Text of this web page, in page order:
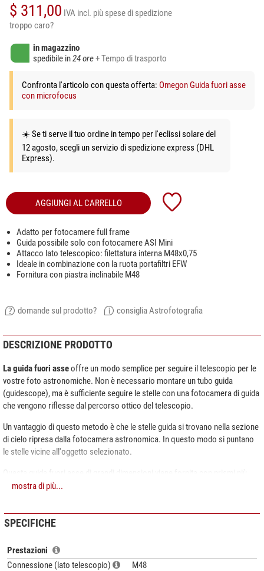
$ 311,00 IVA incl. più spese di spedizione
troppo caro?
in magazzino
spedibile in24 ore+ Tempo di trasporto
Confronta l'articolo con questa offerta: Omegon Guida fuori asse
con microfocus
☀️ Se ti serve il tuo ordine in tempo per l'eclissi solare del
12 agosto, scegli un servizio di spedizione express (DHL
Express).
AGGIUNGI AL CARRELLO
Adatto per fotocamere full frame
Guida possibile solo con fotocamere ASI Mini
Attacco lato telescopico: filettatura interna M48x0,75
Ideale in combinazione con la ruota portafiltri EFW
Fornitura con piastra inclinabile M48
domande sul prodotto? consiglia Astrofotografia
DESCRIZIONE PRODOTTO
La guida fuori asseoffre un modo semplice per seguire il telescopio per le
vostre foto astronomiche. Non è necessario montare un tubo guida
(guidescope), ma è sufficiente seguire le stelle con una fotocamera di guida
che vengono riflesse dal percorso ottico del telescopio.
Un vantaggio di questo metodo è che le stelle guida si trovano nella sezione
di cielo ripresa dalla fotocamera astronomica. In questo modo si puntano
le stelle vicine all'oggetto selezionato.
Questa guida fuori asse di grandi dimensioni viene fornita con prismi più
grandi. L'apertura libera più grande dell'OAG rispetto ad altri modelli offre un
vantaggi di questo accessorio, ZWO raccomanda di abbinarlo a una
L'OAG-L viene fornito con unadattatore inclinabile M48 (piastra
inclinabile). Questo viene utilizzato per allineare con precisione il piano
mostra di più...
SPECIFICHE
Prestazioni
Connessione (lato telescopio)
M48